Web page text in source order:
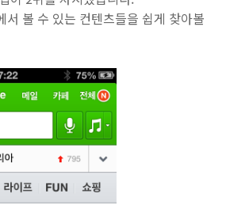
서 볼 수 있는 컨텐츠들을 쉽게 찾아볼